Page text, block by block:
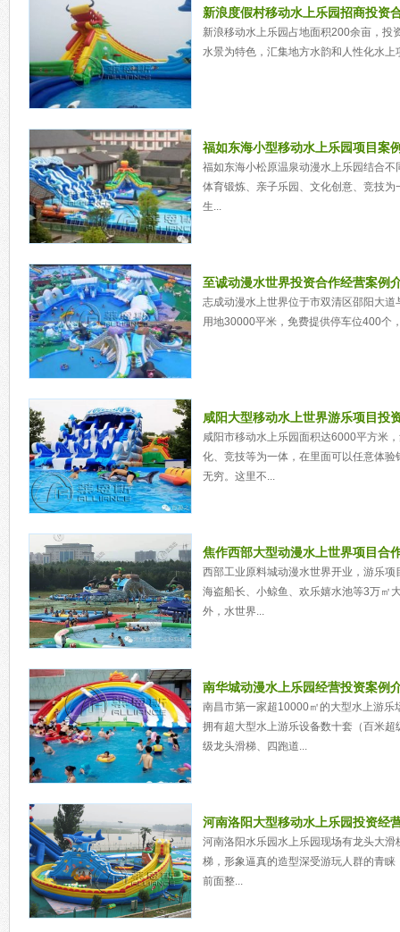
新浪度假村移动水上乐园招商投资
新浪移动水上乐园占地面积200余亩，投
水景为特色，汇集地方水韵和人性化水上
福如东海小型移动水上乐园项目案
福如东海小松原温泉动漫水上乐园结合
体育锻炼、亲子乐园、文化创意、竞技
生...
至诚动漫水世界投资合作经营案例
志成动漫水上世界位于市双清区邵阳大
用地30000平米，免费提供停车位400个
咸阳大型移动水上世界游乐项目投
咸阳市移动水上乐园面积达6000平方米
化、竞技等为一体，在里面可以任意体
无穷。这里不...
焦作西部大型动漫水上世界项目合
西部工业原料城动漫水世界开业，游乐
海盗船长、小鲸鱼、欢乐嬉水池等3万㎡
外，水世界...
南华城动漫水上乐园经营投资案例
南昌市第一家超10000㎡的大型水上游
拥有超大型水上游乐设备数十套（百米
级龙头滑梯、四跑道...
河南洛阳大型移动水上乐园投资经
河南洛阳水乐园水上乐园现场有龙头大
梯，形象逼真的造型深受游玩人群的青
前面整...